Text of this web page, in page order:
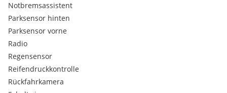
Notbremsassistent
Parksensor hinten
Parksensor vorne
Radio
Regensensor
Reifendruckkontrolle
Rückfahrkamera